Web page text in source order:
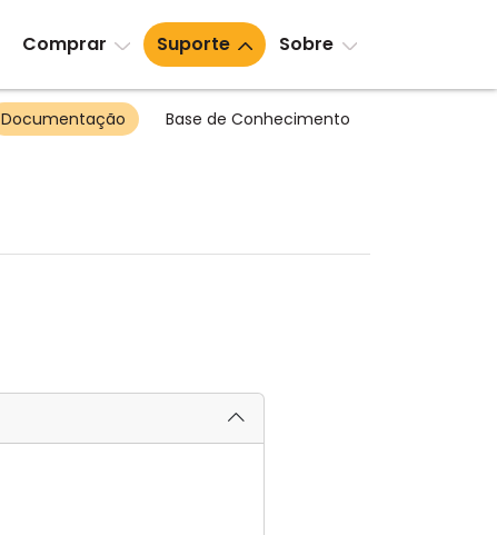
Comprar Suporte Sobre
Documentação Base de Conhecimento